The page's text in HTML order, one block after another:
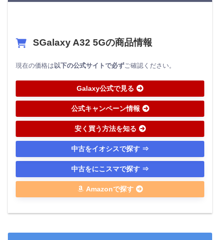
SGalaxy A32 5Gの商品情報
現在の価格は 以下の公式サイトで必ず ご確認ください。
Galaxy公式で見る
公式キャンペーン情報
安く買う方法を知る
中古をイオシスで探す ⇒
中古をにこスマで探す ⇒
Amazonで探す